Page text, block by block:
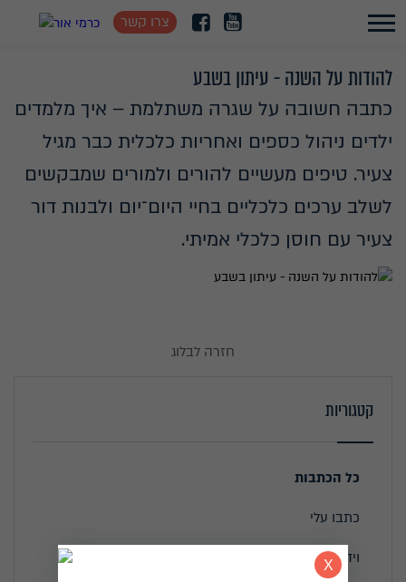
צרו קשר
להודות על השנה - עיתון בשבע
כתבה חשובה על שגרה משתלמת – איך מלמדים
ילדים ניהול כספים ואחריות כלכלית כבר מגיל
צעיר. טיפים מעשיים להורים ולמורים שמבקשים
לשלב ערכים כלכליים בחיי היום־יום ולבנות דור
צעיר עם חוסן כלכלי אמיתי.
חזרה לבלוג
קטגוריות
כל הכתבות
כתבו עלי
וידאו